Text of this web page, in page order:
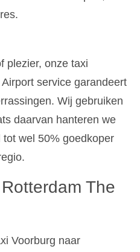
plezier, onze taxi
service garandeert
Wij gebruiken
daarvan hanteren we
wel 50% goedkoper
The
Voorburg naar